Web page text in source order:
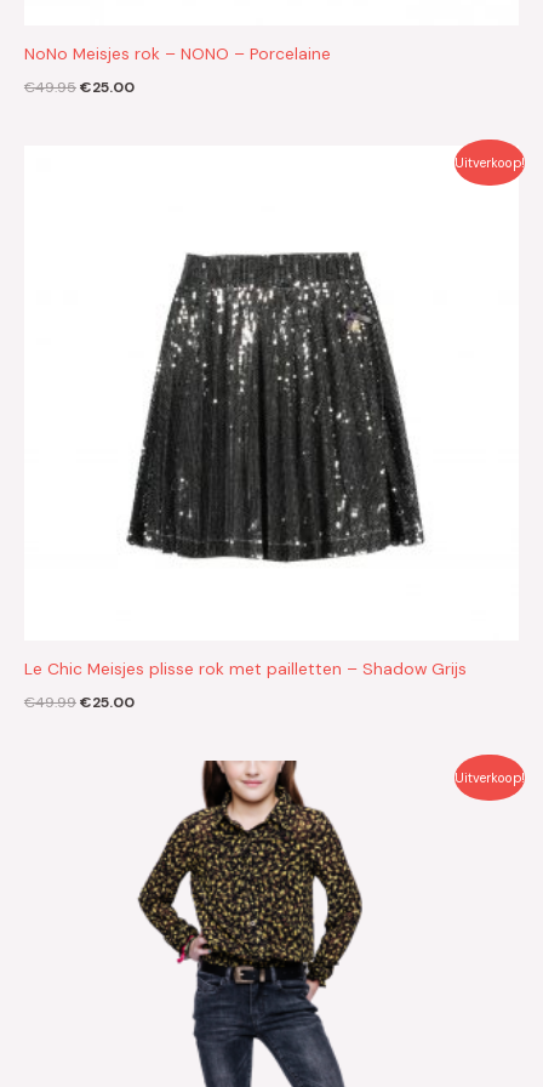
NoNo Meisjes rok – NONO – Porcelaine
€49.95€25.00
Uitverkoop!
Le Chic Meisjes plisse rok met pailletten – Shadow Grijs
€49.99€25.00
Uitverkoop!
€20.00.